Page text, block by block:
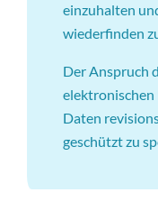
einzuhalten
wiederfinden
Der Anspruch
elektronischen
Daten
geschützt zu